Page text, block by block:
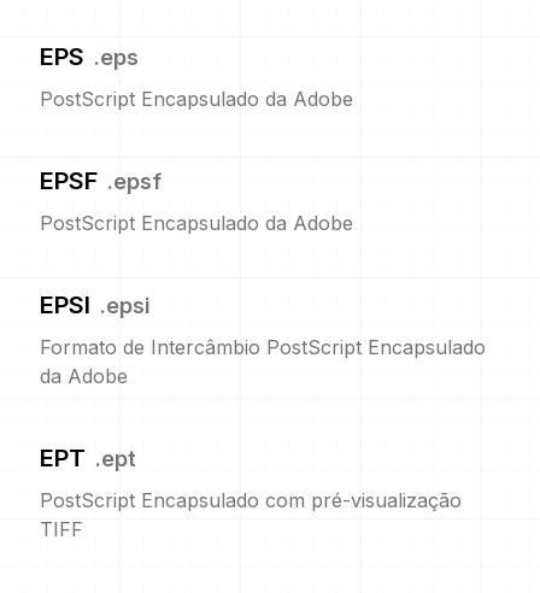
EPS .eps
PostScript Encapsulado da Adobe
EPSF .epsf
PostScript Encapsulado da Adobe
EPSI .epsi
Formato de Intercâmbio PostScript Encapsulado
da Adobe
EPT .ept
PostScript Encapsulado com pré-visualização
TIFF